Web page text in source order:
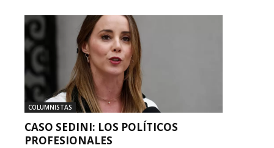
COLUMNISTAS
CASO SEDINI: LOS POLÍTICOS
PROFESIONALES